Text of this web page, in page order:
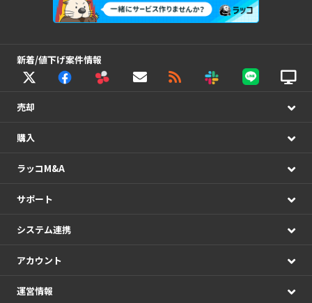
新着/値下げ案件情報
売却
購入
ラッコM&A
サポート
システム連携
アカウント
運営情報